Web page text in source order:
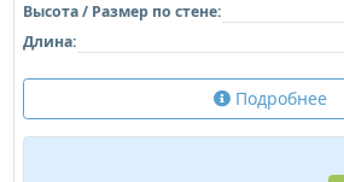
Высота / Размер по стене:
Длина:
Подробнее